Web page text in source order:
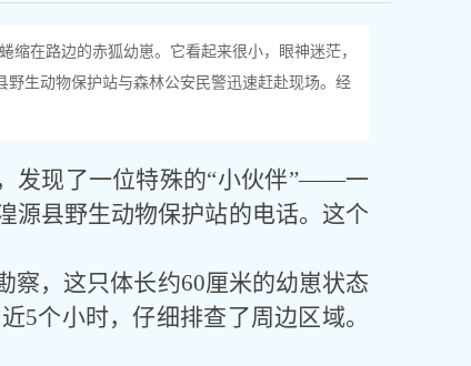
在路边的赤狐幼崽。它看起来很小，眼神迷茫，
生动物保护站与森林公安民警迅速赶赴现场。经
发现了一位特殊的“小伙伴”——一
源县野生动物保护站的电话。这个
察，这只体长约60厘米的幼崽状态
5个小时，仔细排查了周边区域。